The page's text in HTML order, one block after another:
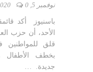
نوفمبر 5, 2020 0
باسنيوز أكد
قلق للمواطنين
بخطف الأطفال
جديدة. …